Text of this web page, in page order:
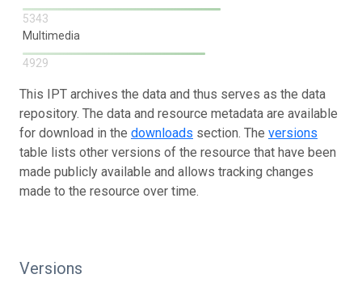
5343
Multimedia
4929
This IPT archives the data and thus serves as the data
repository. The data and resource metadata are available
for download in the downloads section. The versions
table lists other versions of the resource that have been
made publicly available and allows tracking changes
made to the resource over time.
Versions